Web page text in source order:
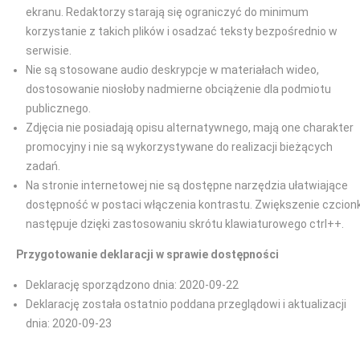
ekranu. Redaktorzy starają się ograniczyć do minimum
korzystanie z takich plików i osadzać teksty bezpośrednio w
serwisie.
Nie są stosowane audio deskrypcje w materiałach wideo,
dostosowanie niosłoby nadmierne obciążenie dla podmiotu
publicznego.
Zdjęcia nie posiadają opisu alternatywnego, mają one charakter
promocyjny i nie są wykorzystywane do realizacji bieżących
zadań.
Na stronie internetowej nie są dostępne narzędzia ułatwiające
dostępność w postaci włączenia kontrastu. Zwiększenie
następuje dzięki zastosowaniu skrótu klawiaturowego ctrl++.
Przygotowanie deklaracji w sprawie dostępności
Deklarację sporządzono dnia: 2020-09-22
Deklarację została ostatnio poddana przeglądowi i aktualizacji
dnia: 2020-09-23